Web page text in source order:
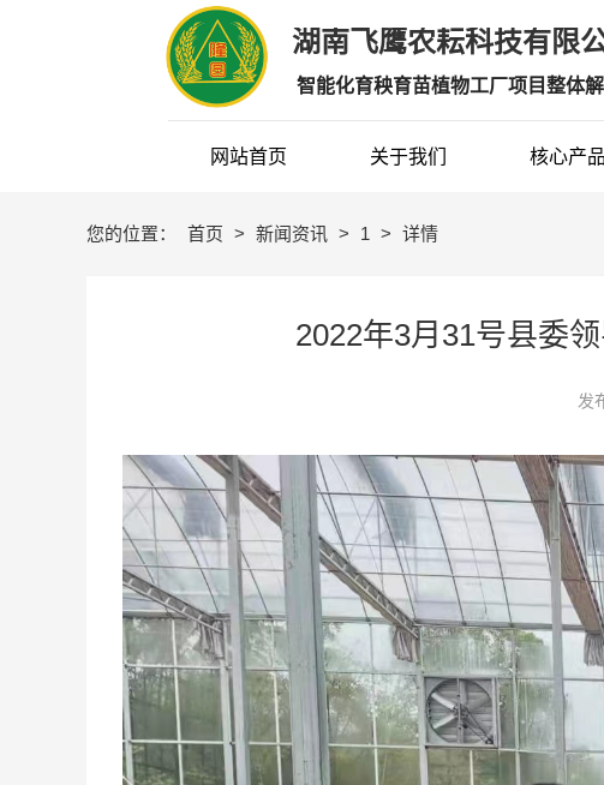
网站首页 关于我们 核心产品
智能化育秧育苗植物工厂项目整体
湖南飞鹰农耘科技有限
您的位置： 首页 > 新闻资讯 > 1 > 详情
2022年3月31号县委
发